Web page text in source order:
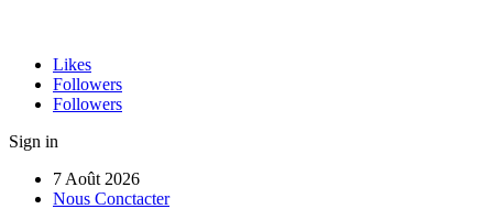
Likes
Followers
Followers
Sign in
7 Août 2026
Nous Conctacter